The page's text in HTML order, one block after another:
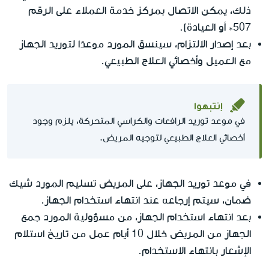
ذلك، يمكن الاتصال بمركز خدمة العملاء على الرقم
507* أو العيادة).
بعد إصدار الالتزام، سينسق المورد موعدًا لتوريد الجهاز
مع العميل وأخصائي العلاج الطبيعي.
إنتبهوا
في موعد توريد الرافعات والكراسي المتحركة، يلزم وجود
أخصائي العلاج الطبيعي لتوجيه المريض.
في موعد توريد الجهاز، على المريض تسليم المورد شيك
ضمان، سيتم إرجاعه عند انتهاء استخدام الجهاز.
بعد انتهاء استخدام الجهاز، من مسؤولية المورد جمع
الجهاز من المريض خلال 10 أيام عمل من تاريخ استلام
الإشعار بانتهاء الاستخدام.